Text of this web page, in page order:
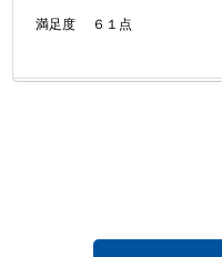
満足度 ６１点